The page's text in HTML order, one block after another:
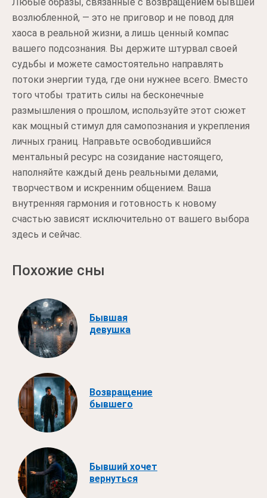
возлюбленной, — это не приговор и не повод для
хаоса в реальной жизни, а лишь ценный компас
вашего подсознания. Вы держите штурвал своей
судьбы и можете самостоятельно направлять
потоки энергии туда, где они нужнее всего. Вместо
того чтобы тратить силы на бесконечные
размышления о прошлом, используйте этот сюжет
как мощный стимул для самопознания и укрепления
личных границ. Направьте освободившийся
ментальный ресурс на созидание настоящего,
наполняйте каждый день реальными делами,
творчеством и искренним общением. Ваша
внутренняя гармония и готовность к новому
счастью зависят исключительно от вашего выбора
здесь и сейчас.
Похожие сны
Бывшая
девушка
Возвращение
бывшего
Бывший хочет
вернуться